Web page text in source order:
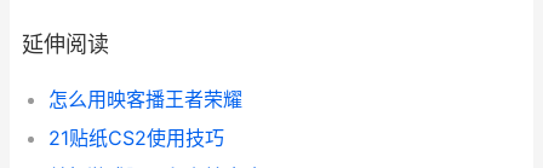
延伸阅读
怎么用映客播王者荣耀
21贴纸CS2使用技巧